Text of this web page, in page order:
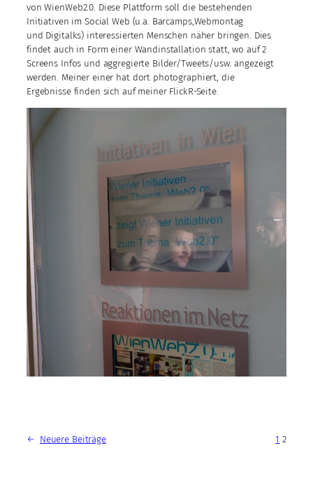
von WienWeb2.0. Diese Plattform soll die bestehenden
Initiativen im Social Web (u.a. Barcamps,Webmontag
und Digitalks) interessierten Menschen näher bringen. Dies
findet auch in Form einer Wandinstallation statt, wo auf 2
Screens Infos und aggregierte Bilder/Tweets/usw. angezeigt
werden. Meiner einer hat dort photographiert, die
Ergebnisse finden sich auf meiner FlickR-Seite.
← Neuere Beiträge 1 2